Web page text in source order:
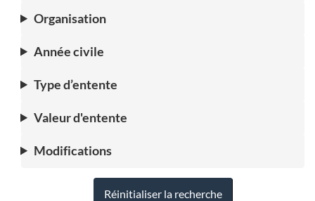
Organisation
Année civile
Type d’entente
Valeur d'entente
Modifications
Réinitialiser la recherche